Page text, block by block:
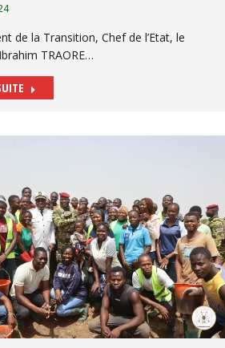
de la Transition, Chef de l’Etat, le
TRAORE…